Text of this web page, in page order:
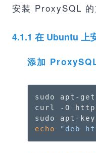
安装 ProxySQL 的
4.1.1 在 Ubuntu 上
添加
sudo apt-
curl -O
echo
"deb